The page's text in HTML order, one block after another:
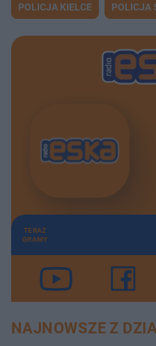
POLICJA KIELCE POLICJA
TERAZ
GRAMY
NAJNOWSZE Z